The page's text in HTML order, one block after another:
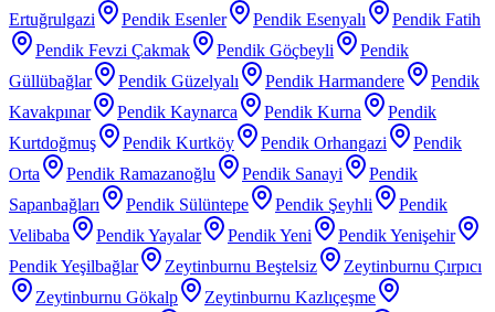
Ertuğrulgazi
Pendik Esenler Pendik Esenyalı
Pendik Fatih
Pendik Fevzi Çakmak
Pendik Göçbeyli
Pendik
Güllübağlar
Pendik Güzelyalı Pendik Harmandere
Pendik
Kavakpınar
Pendik Kaynarca Pendik Kurna
Pendik
Kurtdoğmuş
Pendik Kurtköy Pendik Orhangazi
Pendik
Orta
Pendik Ramazanoğlu Pendik Sanayi
Pendik
Sapanbağları
Pendik Sülüntepe Pendik Şeyhli
Pendik
Velibaba
Pendik Yayalar Pendik Yeni
Pendik Yenişehir
Pendik Yeşilbağlar
Zeytinburnu Beştelsiz
Zeytinburnu Çırpıcı
Zeytinburnu Gökalp
Zeytinburnu Kazlıçeşme